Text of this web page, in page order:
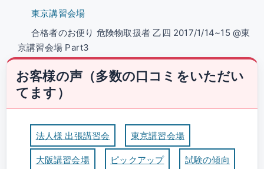
東京講習会場
合格者のお便り 危険物取扱者 乙四 2017/1/14~15 @東
京講習会場 Part3
お客様の声（多数の口コミをいただい
てます）
法人様 出張講習会 東京講習会場
大阪講習会場 ピックアップ 試験の傾向